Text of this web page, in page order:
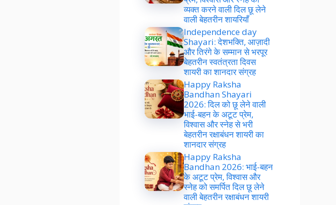
व्यक्त करने वाली दिल छू लेने
वाली बेहतरीन शायरियाँ
Independence day
Shayari: देशभक्ति, आज़ादी
और तिरंगे के सम्मान से भरपूर
बेहतरीन स्वतंत्रता दिवस
शायरी का शानदार संग्रह
Happy Raksha
Bandhan Shayari
2026: दिल को छू लेने वाली
भाई-बहन के अटूट प्रेम,
विश्वास और स्नेह से भरी
बेहतरीन रक्षाबंधन शायरी का
शानदार संग्रह
Happy Raksha
Bandhan 2026: भाई-बहन
के अटूट प्रेम, विश्वास और
स्नेह को समर्पित दिल छू लेने
वाली बेहतरीन रक्षाबंधन शायरी